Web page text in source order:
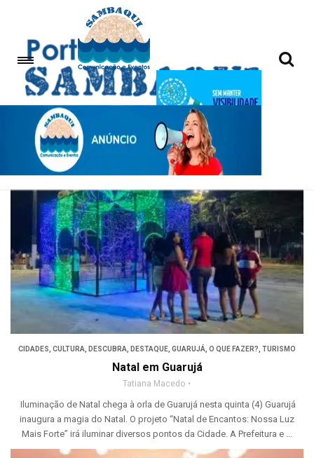
Turismo
CIDADES, CULTURA, DESCUBRA, DESTAQUE, GUARUJÁ, O QUE FAZER?, TURISMO
Natal em Guarujá
Tatiana Macedo
Iluminação de Natal chega à orla de Guarujá nesta quinta (4) Guarujá
inaugura a magia do Natal. O projeto “Natal de Encantos: Nossa Luz
Mais Forte” irá iluminar diversos pontos da Cidade. A Prefeitura e ...